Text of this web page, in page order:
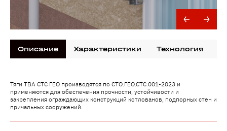
Описание Характеристики Технология
Тяги ТВА СТС ГЕО производятся по СТО.ГЕО.СТС.001-2023 и
применяются для обеспечения прочности, устойчивости и
закрепления ограждающих конструкций котлованов, подпорных стен и
причальных сооружений.